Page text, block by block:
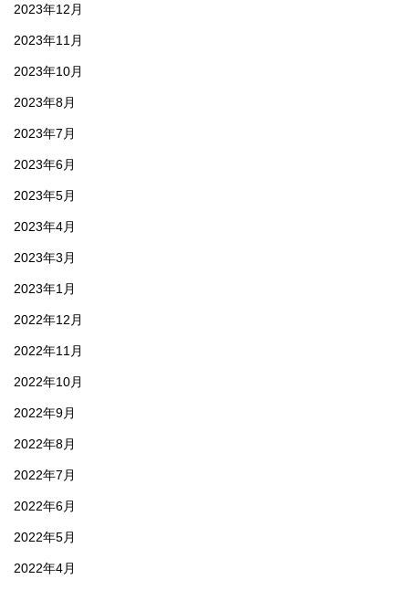
2023年12月
2023年11月
2023年10月
2023年8月
2023年7月
2023年6月
2023年5月
2023年4月
2023年3月
2023年1月
2022年12月
2022年11月
2022年10月
2022年9月
2022年8月
2022年7月
2022年6月
2022年5月
2022年4月